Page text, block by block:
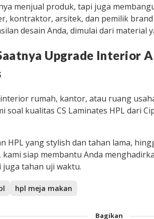
menjual produk, tapi juga
kontraktor, arsitek, dan pemilik
desain Anda, dimulai dari material
Upgrade Interior
rumah, kantor, atau ruang
soal kualitas CS Laminates HPL dari
HPL yang stylish dan tahan lama,
siap membantu Anda
tahan uji waktu.
hpl meja makan
Bagikan